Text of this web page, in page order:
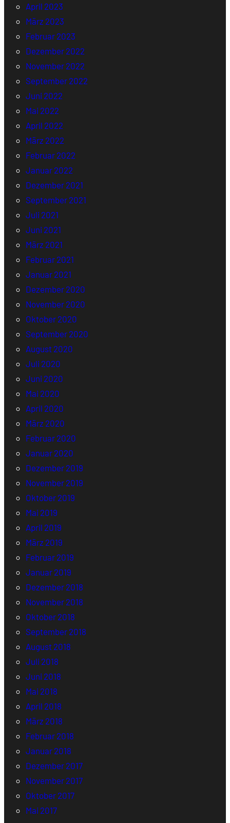
April 2023
März 2023
Februar 2023
Dezember 2022
November 2022
September 2022
Juni 2022
Mai 2022
April 2022
März 2022
Februar 2022
Januar 2022
Dezember 2021
September 2021
Juli 2021
Juni 2021
März 2021
Februar 2021
Januar 2021
Dezember 2020
November 2020
Oktober 2020
September 2020
August 2020
Juli 2020
Juni 2020
Mai 2020
April 2020
März 2020
Februar 2020
Januar 2020
Dezember 2019
November 2019
Oktober 2019
Mai 2019
April 2019
März 2019
Februar 2019
Januar 2019
Dezember 2018
November 2018
Oktober 2018
September 2018
August 2018
Juli 2018
Juni 2018
Mai 2018
April 2018
März 2018
Februar 2018
Januar 2018
Dezember 2017
November 2017
Oktober 2017
Mai 2017